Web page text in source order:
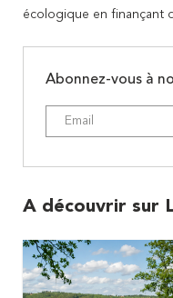
écologique en finançant
Abonnez-vous à
A découvrir sur